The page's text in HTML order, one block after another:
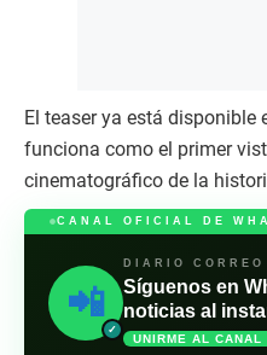
El teaser ya está
funciona como el primer
cinematográfico de la
CANAL OFICIAL DE
📲
✓
DIARIO CORREO
Síguenos en
noticias al
UNIRME AL CANAL